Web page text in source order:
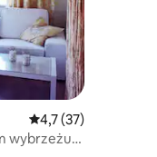
Średnia ocena: 4,7
4,7 (37)
wybrzeżu